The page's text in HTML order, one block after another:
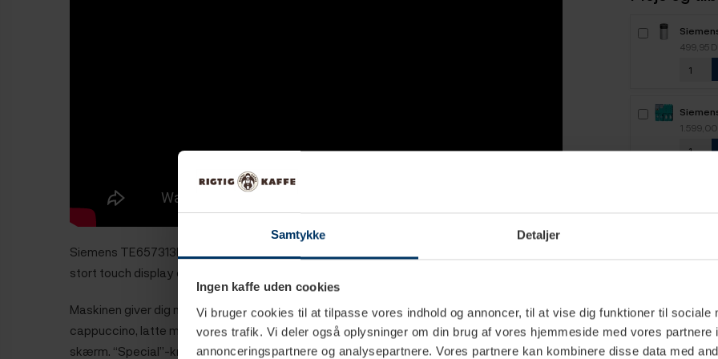
Samtykke Detaljer
Ingen kaffe uden cookies
Vi bruger cookies til at tilpasse vores indhold og annoncer, til at vise dig funktioner til sociale
vores trafik. Vi deler også oplysninger om din brug af vores hjemmeside med vores partnere
annonceringspartnere og analysepartnere. Vores partnere kan kombinere disse data med
Siemens TE657313RW EQ6 er en fuldautomatisk espressomaskine med rustfrit stål front,
stort touch display og en lang række indstillingsmuligheder.
Maskinen giver dig mulighed for at brygge espresso, kaffe, espresso macchiato,
cappuccino, latte macchiato og cafe au lait ved blot et tryk på den knivskarpe touch
skærm. “Special”-knappen åbner desuden op for muligheden for at brygge cortado,
499,95